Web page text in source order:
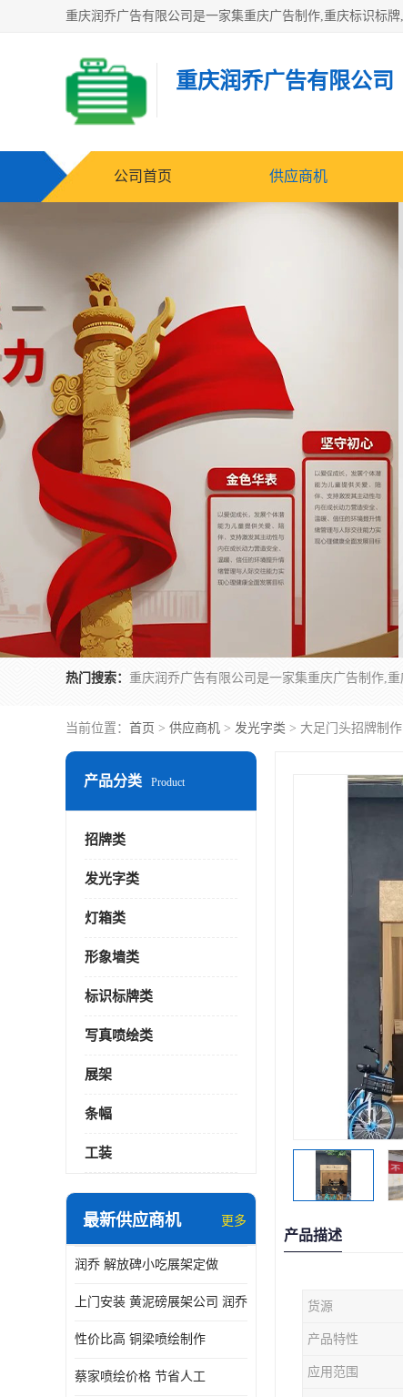
重庆润乔广告有限公司
公司首页 供应商机
热门搜索：
当前位置： 首页 > 供应商机 > 发光字类 > 大足门头招牌制作
产品分类 Product
招牌类
发光字类
灯箱类
形象墙类
标识标牌类
写真喷绘类
展架
条幅
工装
最新供应商机 更多
润乔 解放碑小吃展架定做
上门安装 黄泥磅展架公司 润乔
性价比高 铜梁喷绘制作
蔡家喷绘价格 节省人工
产品描述
货源
产品特性
应用范围